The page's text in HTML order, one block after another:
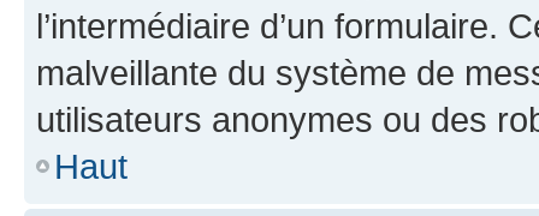
l’intermédiaire d’un formulaire.
malveillante du système de
utilisateurs anonymes ou des
Haut